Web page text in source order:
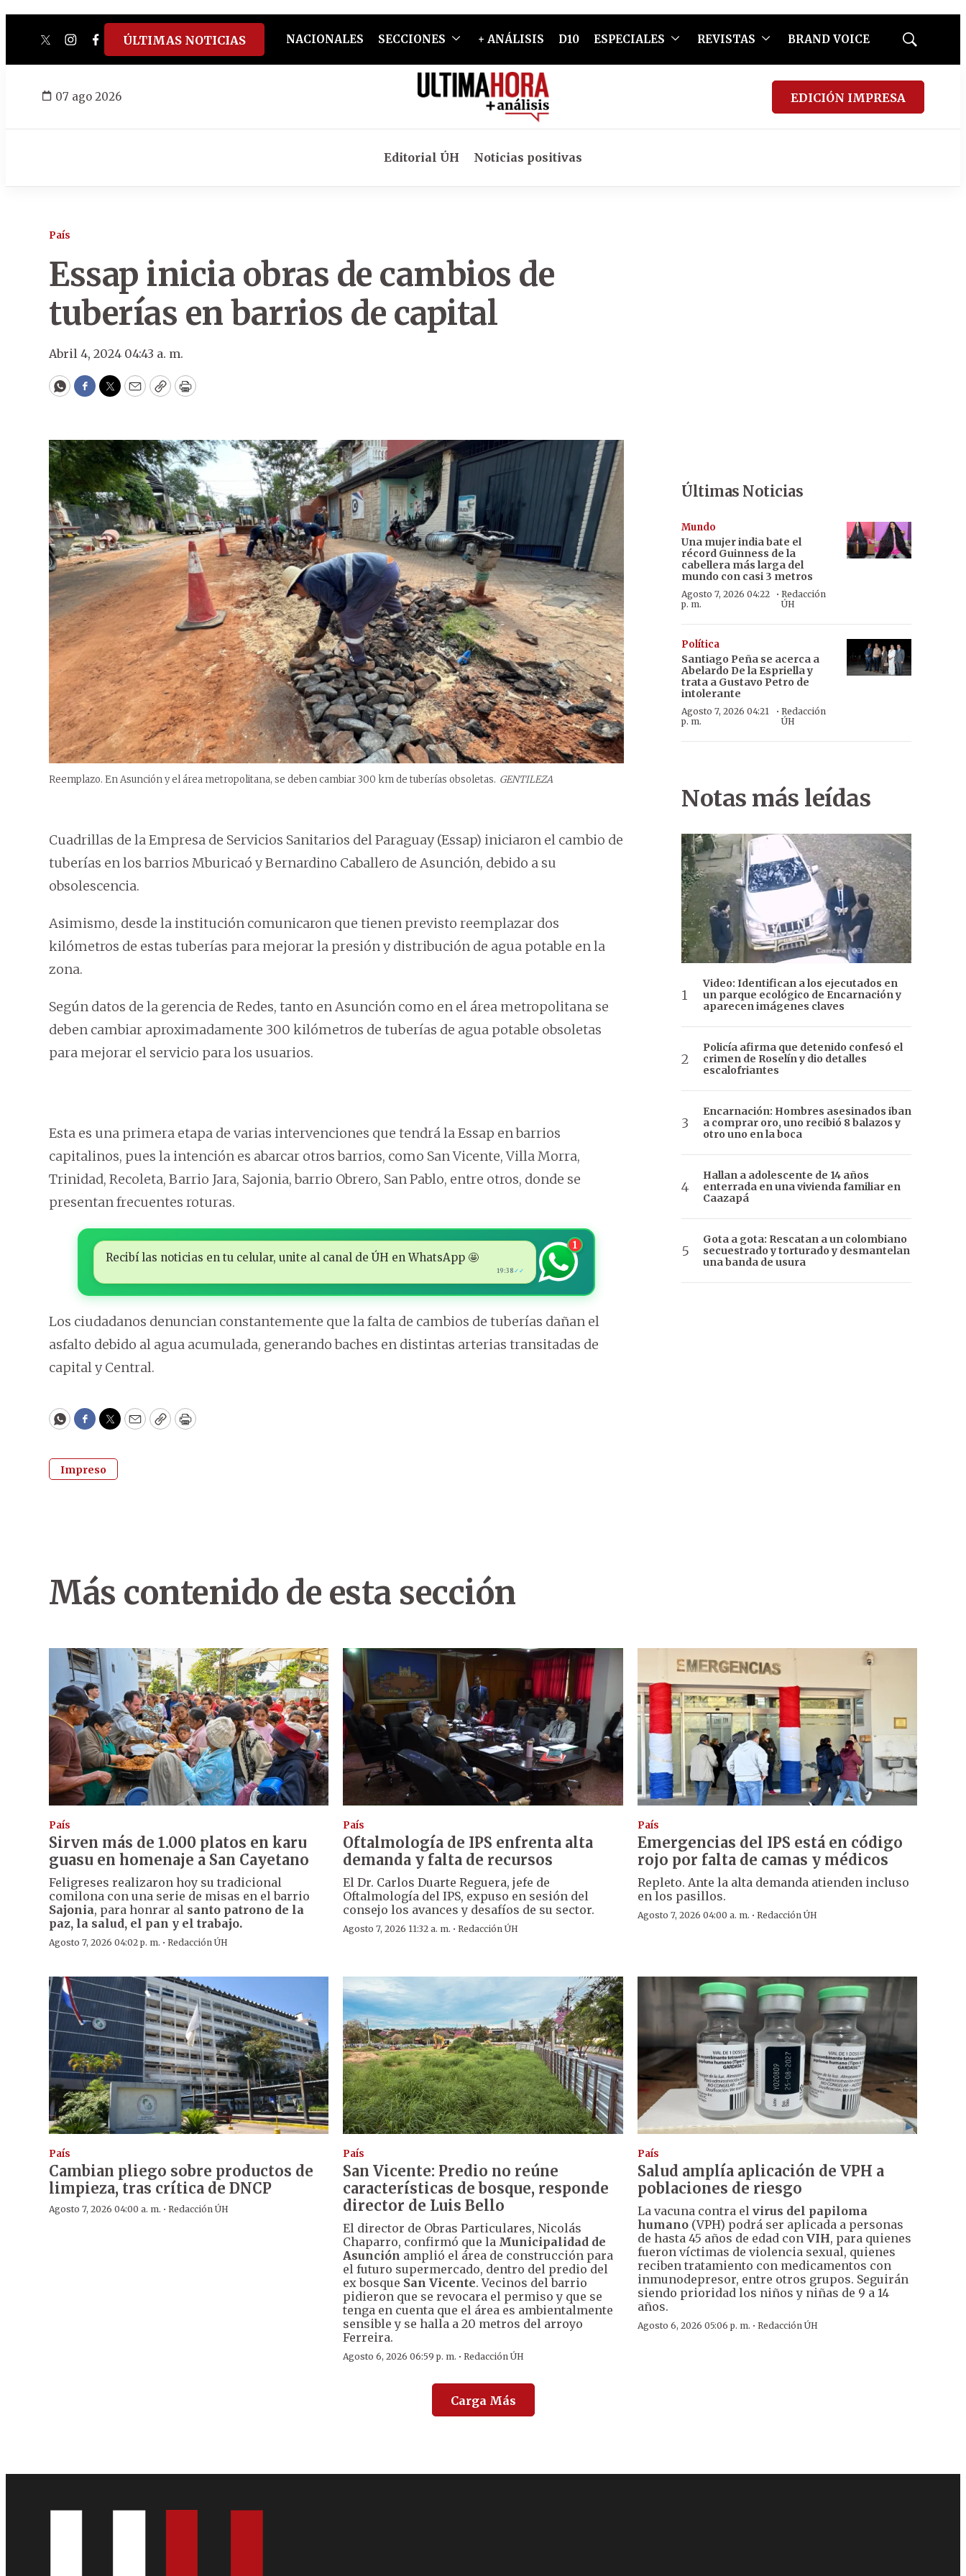
twitterinstagram
facebook
tiktokyoutube
spotify
ÚLTIMAS NOTICIAS NACIONALES SECCIONES + ANÁLISIS D10 ESPECIALES REVISTAS BRAND VOICE
Mostrar
07 ago 2026 EDICIÓN IMPRESA
Editorial ÚH Noticias positivas
País
Essap inicia obras de cambios de
tuberías en barrios de capital
Abril 4, 2024 04:43 a. m.
WhatsApp
Facebook
Twitter
EmailCopyPrint
Reemplazo. En Asunción y el área metropolitana, se deben cambiar 300 km de tuberías obsoletas. GENTILEZA
Cuadrillas de la Empresa de Servicios Sanitarios del Paraguay (Essap) iniciaron el cambio de
tuberías en los barrios Mburicaó y Bernardino Caballero de Asunción, debido a su
obsolescencia.
Asimismo, desde la institución comunicaron que tienen previsto reemplazar dos
kilómetros de estas tuberías para mejorar la presión y distribución de agua potable en la
zona.
Según datos de la gerencia de Redes, tanto en Asunción como en el área metropolitana se
deben cambiar aproximadamente 300 kilómetros de tuberías de agua potable obsoletas
para mejorar el servicio para los usuarios.
Esta es una primera etapa de varias intervenciones que tendrá la Essap en barrios
capitalinos, pues la intención es abarcar otros barrios, como San Vicente, Villa Morra,
Trinidad, Recoleta, Barrio Jara, Sajonia, barrio Obrero, San Pablo, entre otros, donde se
presentan frecuentes roturas.
Recibí las noticias en tu celular, unite al canal de ÚH en WhatsApp 🤩
19:38 ✓✓
1
Los ciudadanos denuncian constantemente que la falta de cambios de tuberías dañan el
asfalto debido al agua acumulada, generando baches en distintas arterias transitadas de
capital y Central.
WhatsApp
Facebook
Twitter
EmailCopyPrint
Impreso
Últimas Noticias
Mundo
Una mujer india bate el
récord Guinness de la
cabellera más larga del
mundo con casi 3 metros
Agosto 7, 2026 04:22
p. m.
·Redacción
ÚH
Política
Santiago Peña se acerca a
Abelardo De la Espriella y
trata a Gustavo Petro de
intolerante
Agosto 7, 2026 04:21
p. m.
·Redacción
ÚH
Notas más leídas
Video: Identifican a los ejecutados en
un parque ecológico de Encarnación y
aparecen imágenes claves
Policía afirma que detenido confesó el
crimen de Roselín y dio detalles
escalofriantes
Encarnación: Hombres asesinados iban
a comprar oro, uno recibió 8 balazos y
otro uno en la boca
Hallan a adolescente de 14 años
enterrada en una vivienda familiar en
Caazapá
Gota a gota: Rescatan a un colombiano
secuestrado y torturado y desmantelan
una banda de usura
Más contenido de esta sección
País
Sirven más de 1.000 platos en karu
guasu en homenaje a San Cayetano
Feligreses realizaron hoy su tradicional
comilona con una serie de misas en el barrio
Sajonia, para honrar al santo patrono de la
paz, la salud, el pan y el trabajo.
Agosto 7, 2026 04:02 p. m. · Redacción ÚH
País
Oftalmología de IPS enfrenta alta
demanda y falta de recursos
El Dr. Carlos Duarte Reguera, jefe de
Oftalmología del IPS, expuso en sesión del
consejo los avances y desafíos de su sector.
Agosto 7, 2026 11:32 a. m. ·Redacción ÚH
País
Emergencias del IPS está en código
rojo por falta de camas y médicos
Repleto. Ante la alta demanda atienden incluso
en los pasillos.
Agosto 7, 2026 04:00 a. m. · Redacción ÚH
País
Cambian pliego sobre productos de
limpieza, tras crítica de DNCP
Agosto 7, 2026 04:00 a. m. · Redacción ÚH
País
San Vicente: Predio no reúne
características de bosque, responde
director de Luis Bello
El director de Obras Particulares, Nicolás
Chaparro, confirmó que la Municipalidad de
Asunción amplió el área de construcción para
el futuro supermercado, dentro del predio del
ex bosque San Vicente. Vecinos del barrio
pidieron que se revocara el permiso y que se
tenga en cuenta que el área es ambientalmente
sensible y se halla a 20 metros del arroyo
Ferreira.
Agosto 6, 2026 06:59 p. m. ·Redacción ÚH
País
Salud amplía aplicación de VPH a
poblaciones de riesgo
La vacuna contra el virus del papiloma
humano(VPH) podrá ser aplicada a personas
de hasta 45 años de edad con VIH, para quienes
fueron víctimas de violencia sexual, quienes
reciben tratamiento con medicamentos con
inmunodepresor, entre otros grupos. Seguirán
siendo prioridad los niños y niñas de 9 a 14
años.
Agosto 6, 2026 05:06 p. m. · Redacción ÚH
Carga Más